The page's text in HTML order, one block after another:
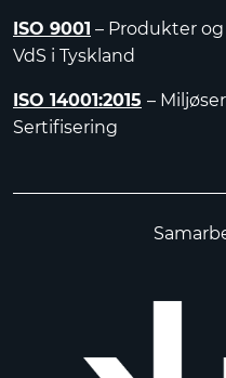
ISO 9001 – Produkter
VdS i Tyskland
ISO 14001:2015 –
Sertifisering